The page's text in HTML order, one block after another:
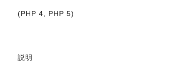
(PHP 4, PHP 5)
説明